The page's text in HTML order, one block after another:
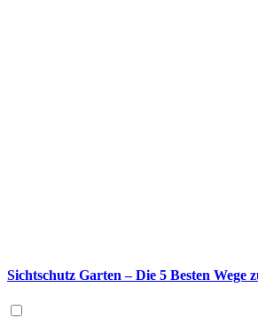
Sichtschutz Garten – Die 5 Besten Wege